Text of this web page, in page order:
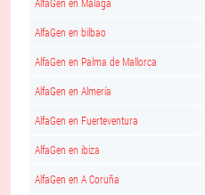
AlfaGen en bilbao
AlfaGen en Palma de Mallorca
AlfaGen en Almería
AlfaGen en Fuerteventura
AlfaGen en ibiza
AlfaGen en A Coruña